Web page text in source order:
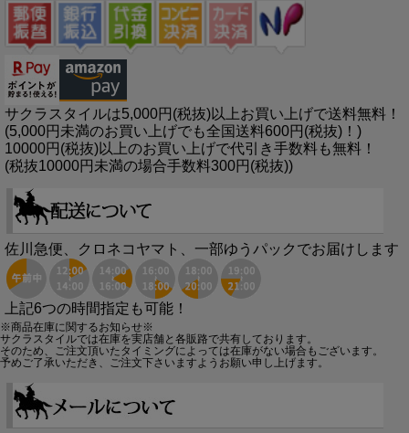
サクラスタイルは5,000円(税抜)以上お買い上げで送料無料！
(5,000円未満のお買い上げでも全国送料600円(税抜)！)
10000円(税抜)以上のお買い上げで代引き手数料も無料！
(税抜10000円未満の場合手数料300円(税抜))
佐川急便、クロネコヤマト、一部ゆうパックでお届けします
上記6つの時間指定も可能！
※商品在庫に関するお知らせ※
サクラスタイルでは在庫を実店舗と各販路で共有しております。
そのため、ご注文頂いたタイミングによっては在庫がない場合もございます。
予めご了承いただき、ご注文下さいますようお願い申し上げます。